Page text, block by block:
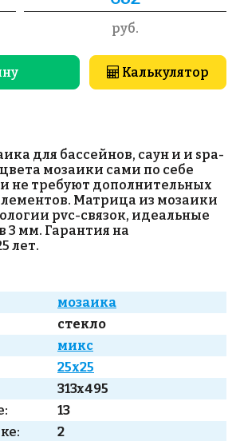
руб.
Калькулятор
для бассейнов, саун и и spa-
мозаики сами по себе
не требуют дополнительных
Матрица из мозаики
pvc-связок, идеальные
мм. Гарантия на
лет.
мозаика
стекло
микс
25x25
313x495
13
2